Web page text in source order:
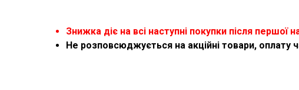
Знижка діє на всі наступні покупки після першої
Не розповсюджується на акційні товари, оплату